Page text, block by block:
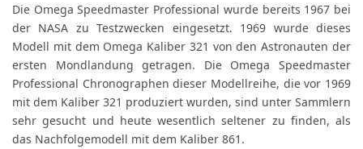
Die Omega Speedmaster Professional wurde bereits 1967 bei
der NASA zu Testzwecken eingesetzt. 1969 wurde dieses
Modell mit dem Omega Kaliber 321 von den Astronauten der
ersten Mondlandung getragen. Die Omega Speedmaster
Professional Chronographen dieser Modellreihe, die vor 1969
mit dem Kaliber 321 produziert wurden, sind unter Sammlern
sehr gesucht und heute wesentlich seltener zu finden, als
das Nachfolgemodell mit dem Kaliber 861.